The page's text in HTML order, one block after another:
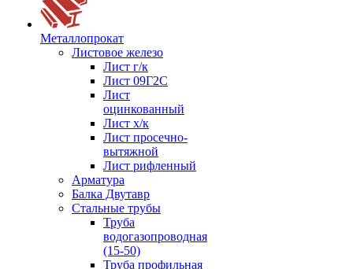
Металлопрокат
Листовое железо
Лист г/к
Лист 09Г2С
Лист
оцинкованный
Лист х/к
Лист просечно-
вытяжной
Лист рифленный
Арматура
Балка Двутавр
Стальные трубы
Труба
водогазопроводная
(15-50)
Труба профильная